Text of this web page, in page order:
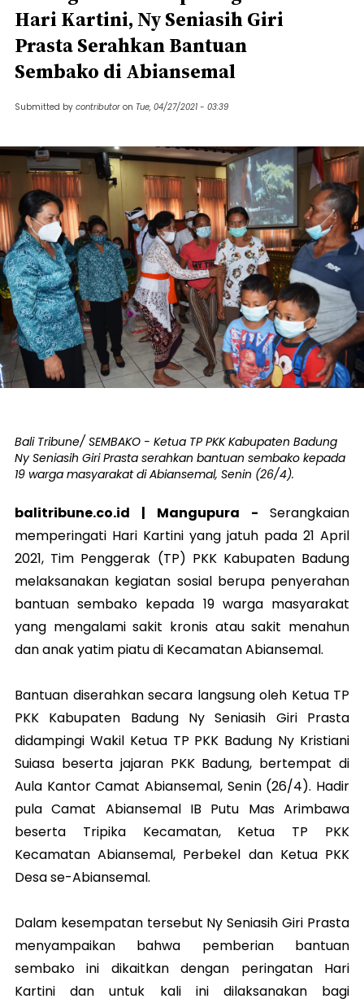
Hari Kartini, Ny Seniasih Giri
Prasta Serahkan Bantuan
Sembako di Abiansemal
Submitted by contributor on Tue, 04/27/2021 - 03:39
Bali Tribune/ SEMBAKO - Ketua TP PKK Kabupaten Badung
Ny Seniasih Giri Prasta serahkan bantuan sembako kepada
19 warga masyarakat di Abiansemal, Senin (26/4).
balitribune.co.id | Mangupura - Serangkaian
memperingati Hari Kartini yang jatuh pada 21 April
2021, Tim Penggerak (TP) PKK Kabupaten Badung
melaksanakan kegiatan sosial berupa penyerahan
bantuan sembako kepada 19 warga masyarakat
yang mengalami sakit kronis atau sakit menahun
dan anak yatim piatu di Kecamatan Abiansemal.
Bantuan diserahkan secara langsung oleh Ketua TP
PKK Kabupaten Badung Ny Seniasih Giri Prasta
didampingi Wakil Ketua TP PKK Badung Ny Kristiani
Suiasa beserta jajaran PKK Badung, bertempat di
Aula Kantor Camat Abiansemal, Senin (26/4). Hadir
pula Camat Abiansemal IB Putu Mas Arimbawa
beserta Tripika Kecamatan, Ketua TP PKK
Kecamatan Abiansemal, Perbekel dan Ketua PKK
Desa se-Abiansemal.
Dalam kesempatan tersebut Ny Seniasih Giri Prasta
menyampaikan bahwa pemberian bantuan
sembako ini dikaitkan dengan peringatan Hari
Kartini dan untuk kali ini dilaksanakan bagi